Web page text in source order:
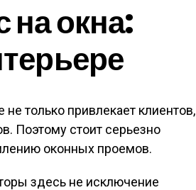
окна:
только привлекает клиентов,
Поэтому стоит серьезно
оконных проемов.
здесь не исключение